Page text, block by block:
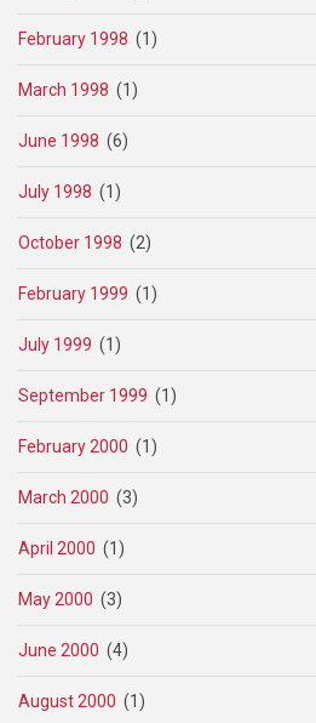
February 1998 (1)
March 1998 (1)
June 1998 (6)
July 1998 (1)
October 1998 (2)
February 1999 (1)
July 1999 (1)
September 1999 (1)
February 2000 (1)
March 2000 (3)
April 2000 (1)
May 2000 (3)
June 2000 (4)
August 2000 (1)